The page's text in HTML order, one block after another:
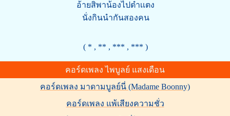
อ้ายสิพาน้องไปตำเเตง
นั่งกินนำกันสองคน
( * , ** , *** , *** )
คอร์ดเพลง ไพบูลย์ แสงเดือน
คอร์ดเพลง มาดามบูลย์นี่ (Madame Boonny)
คอร์ดเพลง แพ้เสียงความชั่ว